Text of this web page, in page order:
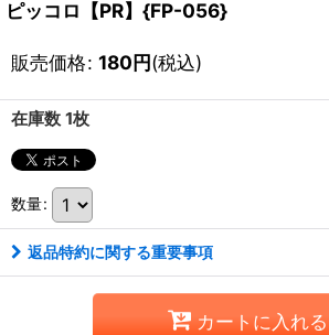
ピッコロ【PR】{FP-056}
販売価格: 180円(税込)
在庫数 1枚
数量:
返品特約に関する重要事項
カートに入れる